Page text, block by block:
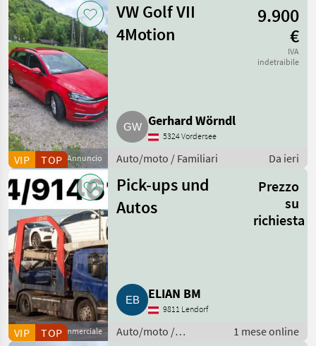
Sonstige
Annuncio
VIP TOP
VW Golf VII
4Motion
9.900
€
IVA
indetraibile
Gerhard Wörndl
5324 Vordersee
Auto/moto / Familiari Da ieri
Fornitore commerciale
VIP TOP
Pick-ups und
Autos
Prezzo
su
richiesta
ELIAN BM
9811 Lendorf
Auto/moto /
1 mese online